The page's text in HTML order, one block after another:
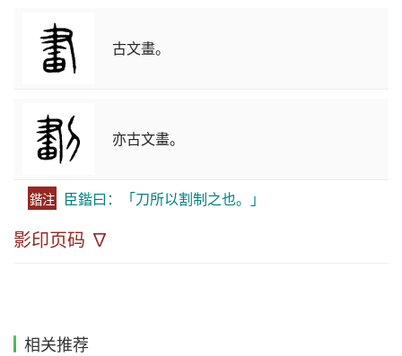
古文畫。
亦古文畫。
鍇注 臣鍇曰：「刀所以割制之也。」
影印页码 ∇
相关推荐